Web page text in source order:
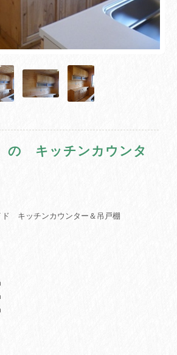
の キッチンカウンタ
キッチンカウンター＆吊戸棚